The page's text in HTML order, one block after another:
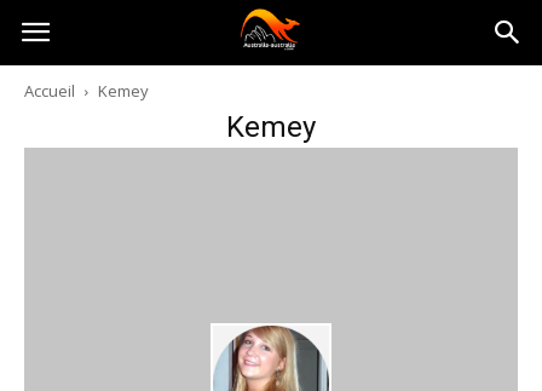
Australia-
australie.com
Accueil Kemey
Kemey